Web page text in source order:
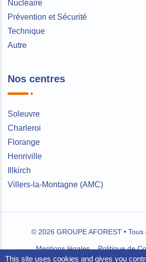
Nucléaire
Prévention et Sécurité
Technique
Autre
Nos centres
Soleuvre
Charleroi
Florange
Henriville
Illkirch
Villers-la-Montagne (AMC)
© 2026 GROUPE AFOREST • Tous
Mentions légales
Politique de
This site uses cookies and gives you